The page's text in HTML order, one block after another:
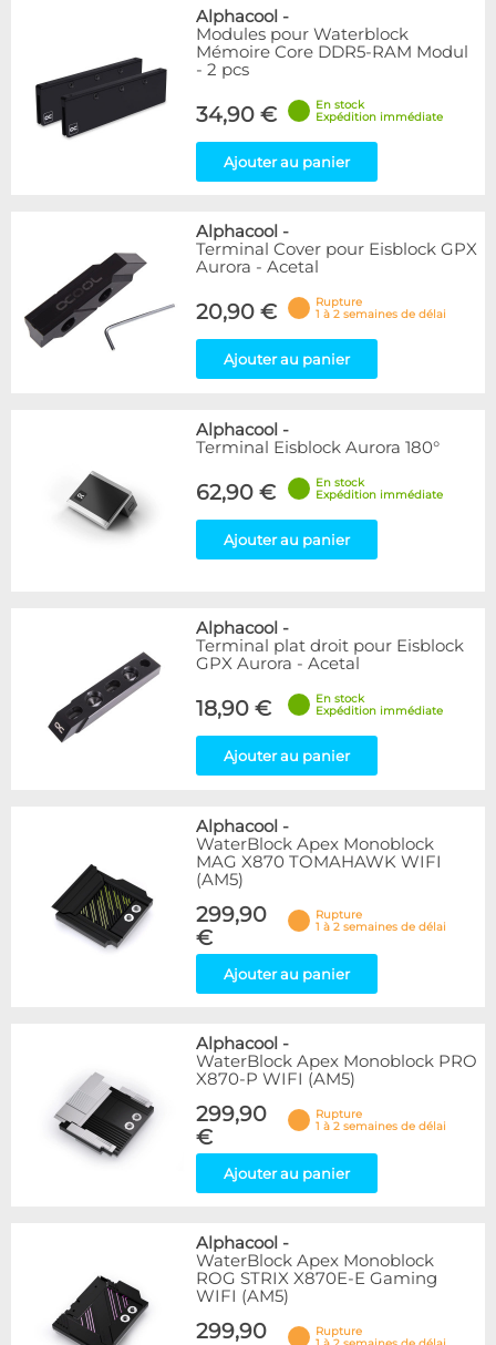
Alphacool -
Modules pour Waterblock
Mémoire Core DDR5-RAM Modul
- 2 pcs
34,90 €
En stock
Expédition immédiate
Ajouter au panier
Alphacool -
Terminal Cover pour Eisblock GPX
Aurora - Acetal
20,90 €
Rupture
1 à 2 semaines de délai
Ajouter au panier
Alphacool -
Terminal Eisblock Aurora 180°
62,90 €
En stock
Expédition immédiate
Ajouter au panier
Alphacool -
Terminal plat droit pour Eisblock
GPX Aurora - Acetal
18,90 €
En stock
Expédition immédiate
Ajouter au panier
Alphacool -
WaterBlock Apex Monoblock
MAG X870 TOMAHAWK WIFI
(AM5)
299,90
€
Rupture
1 à 2 semaines de délai
Ajouter au panier
Alphacool -
WaterBlock Apex Monoblock PRO
X870-P WIFI (AM5)
299,90
€
Rupture
1 à 2 semaines de délai
Ajouter au panier
Alphacool -
WaterBlock Apex Monoblock
ROG STRIX X870E-E Gaming
WIFI (AM5)
299,90
Rupture